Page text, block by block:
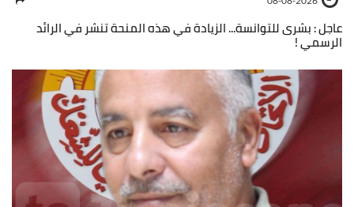
عاجل : بشرى للتوانسة... الزيادة في هذه المنحة تنشر في الرائد
الرسمي !